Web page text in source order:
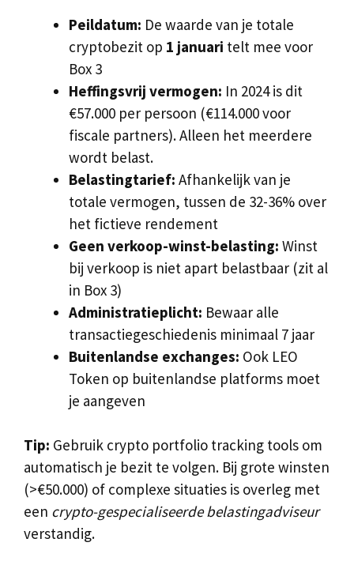
Peildatum: De waarde van je totale
cryptobezit op 1 januari telt mee voor
Box 3
Heffingsvrij vermogen: In 2024 is dit
€57.000 per persoon (€114.000 voor
fiscale partners). Alleen het meerdere
wordt belast.
Belastingtarief: Afhankelijk van je
totale vermogen, tussen de 32-36% over
het fictieve rendement
Geen verkoop-winst-belasting: Winst
bij verkoop is niet apart belastbaar (zit al
in Box 3)
Administratieplicht: Bewaar alle
transactiegeschiedenis minimaal 7 jaar
Buitenlandse exchanges: Ook LEO
Token op buitenlandse platforms moet
je aangeven
Tip: Gebruik crypto portfolio tracking tools om
automatisch je bezit te volgen. Bij grote winsten
(>€50.000) of complexe situaties is overleg met
een crypto-gespecialiseerde belastingadviseur
verstandig.